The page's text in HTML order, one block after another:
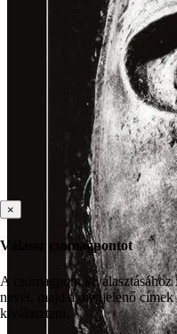
×
Válassz csomagpontot
A csomagpont kiválasztásához
nevét, majd a megjelenő
kiválasztani.